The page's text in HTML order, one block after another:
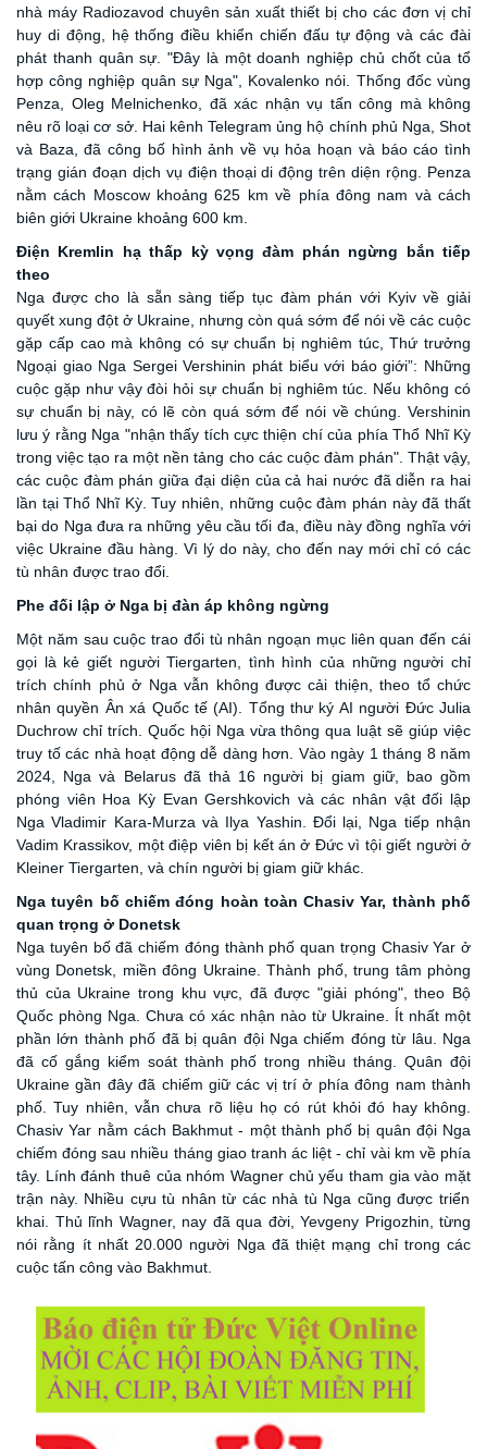
nhà máy Radiozavod chuyên sản xuất thiết bị cho các đơn vị chỉ
huy di động, hệ thống điều khiển chiến đấu tự động và các đài
phát thanh quân sự. "Đây là một doanh nghiệp chủ chốt của tổ
hợp công nghiệp quân sự Nga", Kovalenko nói. Thống đốc vùng
Penza, Oleg Melnichenko, đã xác nhận vụ tấn công mà không
nêu rõ loại cơ sở. Hai kênh Telegram ủng hộ chính phủ Nga, Shot
và Baza, đã công bố hình ảnh về vụ hỏa hoạn và báo cáo tình
trạng gián đoạn dịch vụ điện thoại di động trên diện rộng. Penza
nằm cách Moscow khoảng 625 km về phía đông nam và cách
biên giới Ukraine khoảng 600 km.
Điện Kremlin hạ thấp kỳ vọng đàm phán ngừng bắn tiếp
theo
Nga được cho là sẵn sàng tiếp tục đàm phán với Kyiv về giải
quyết xung đột ở Ukraine, nhưng còn quá sớm để nói về các cuộc
gặp cấp cao mà không có sự chuẩn bị nghiêm túc, Thứ trưởng
Ngoại giao Nga Sergei Vershinin phát biểu với báo giới”: Những
cuộc gặp như vậy đòi hỏi sự chuẩn bị nghiêm túc. Nếu không có
sự chuẩn bị này, có lẽ còn quá sớm để nói về chúng. Vershinin
lưu ý rằng Nga "nhận thấy tích cực thiện chí của phía Thổ Nhĩ Kỳ
trong việc tạo ra một nền tảng cho các cuộc đàm phán". Thật vậy,
các cuộc đàm phán giữa đại diện của cả hai nước đã diễn ra hai
lần tại Thổ Nhĩ Kỳ. Tuy nhiên, những cuộc đàm phán này đã thất
bại do Nga đưa ra những yêu cầu tối đa, điều này đồng nghĩa với
việc Ukraine đầu hàng. Vì lý do này, cho đến nay mới chỉ có các
tù nhân được trao đổi.
Phe đối lập ở Nga bị đàn áp không ngừng
Một năm sau cuộc trao đổi tù nhân ngoạn mục liên quan đến cái
gọi là kẻ giết người Tiergarten, tình hình của những người chỉ
trích chính phủ ở Nga vẫn không được cải thiện, theo tổ chức
nhân quyền Ân xá Quốc tế (AI). Tổng thư ký AI người Đức Julia
Duchrow chỉ trích. Quốc hội Nga vừa thông qua luật sẽ giúp việc
truy tố các nhà hoạt động dễ dàng hơn. Vào ngày 1 tháng 8 năm
2024, Nga và Belarus đã thả 16 người bị giam giữ, bao gồm
phóng viên Hoa Kỳ Evan Gershkovich và các nhân vật đối lập
Nga Vladimir Kara-Murza và Ilya Yashin. Đổi lại, Nga tiếp nhận
Vadim Krassikov, một điệp viên bị kết án ở Đức vì tội giết người ở
Kleiner Tiergarten, và chín người bị giam giữ khác.
Nga tuyên bố chiếm đóng hoàn toàn Chasiv Yar, thành phố
quan trọng ở Donetsk
Nga tuyên bố đã chiếm đóng thành phố quan trọng Chasiv Yar ở
vùng Donetsk, miền đông Ukraine. Thành phố, trung tâm phòng
thủ của Ukraine trong khu vực, đã được "giải phóng", theo Bộ
Quốc phòng Nga. Chưa có xác nhận nào từ Ukraine. Ít nhất một
phần lớn thành phố đã bị quân đội Nga chiếm đóng từ lâu. Nga
đã cố gắng kiểm soát thành phố trong nhiều tháng. Quân đội
Ukraine gần đây đã chiếm giữ các vị trí ở phía đông nam thành
phố. Tuy nhiên, vẫn chưa rõ liệu họ có rút khỏi đó hay không.
Chasiv Yar nằm cách Bakhmut - một thành phố bị quân đội Nga
chiếm đóng sau nhiều tháng giao tranh ác liệt - chỉ vài km về phía
tây. Lính đánh thuê của nhóm Wagner chủ yếu tham gia vào mặt
trận này. Nhiều cựu tù nhân từ các nhà tù Nga cũng được triển
khai. Thủ lĩnh Wagner, nay đã qua đời, Yevgeny Prigozhin, từng
nói rằng ít nhất 20.000 người Nga đã thiệt mạng chỉ trong các
cuộc tấn công vào Bakhmut.